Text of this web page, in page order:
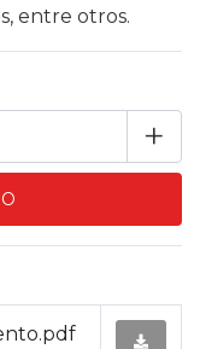
entre otros.
+